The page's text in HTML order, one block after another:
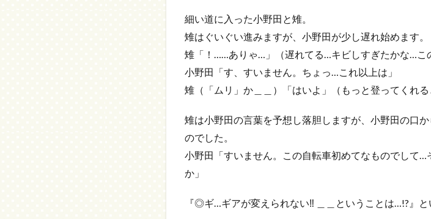
細い道に入った小野田と雉。
雉はぐいぐい進みますが、小野田が少し遅れ始めます。
雉「！……ありゃ…」（遅れてる…キビしすぎたかな…こ
小野田「す、すいません。ちょっ…これ以上は」
雉（「ムリ」か＿＿）「はいよ」（もっと登ってくれる
雉は小野田の言葉を予想し落胆しますが、小野田の口
のでした。
小野田「すいません。この自転車初めてなものでして
か」
『◎ギ…ギアが変えられない‼ ＿＿ということは…!?』と